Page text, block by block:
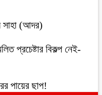
সাহা (আদর)
প্রচেষ্টার বিকল্প নেই-
পায়ের ছাপ!